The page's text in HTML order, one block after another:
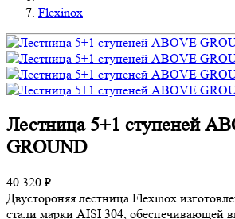
Flexinox
Лестница 5+1 ступеней
GROUND
40 320 ₽
Двустороняя лестница Flexinox
стали марки AISI 304, обеспечивающей